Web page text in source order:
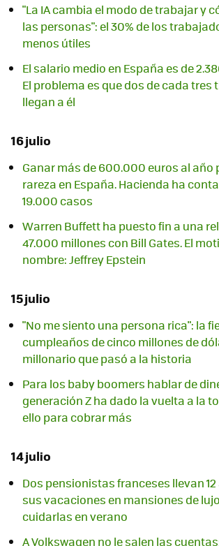
"La IA cambia el modo de trabajar y
las personas": el 30% de los
menos útiles
El salario medio en España es de
El problema es que dos de cada tres
llegan a él
16 julio
Ganar más de 600.000 euros al año
rareza en España. Hacienda ha
19.000 casos
Warren Buffett ha puesto fin a una
47.000 millones con Bill Gates. El
nombre: Jeffrey Epstein
15 julio
"No me siento una persona rica": la
cumpleaños de cinco millones de
millonario que pasó a la historia
Para los baby boomers hablar de
generación Z ha dado la vuelta a la
ello para cobrar más
14 julio
Dos pensionistas franceses llevan
sus vacaciones en mansiones de
cuidarlas en verano
A Volkswagen no le salen las